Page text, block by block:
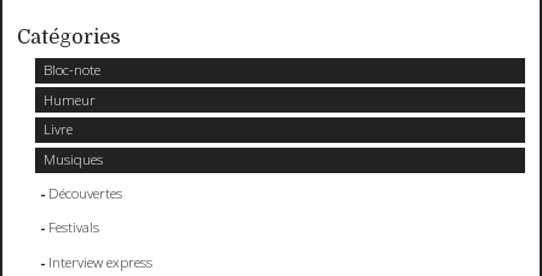
Catégories
Bloc-note
Humeur
Livre
Musiques
Découvertes
Festivals
Interview express